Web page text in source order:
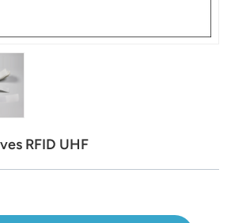
Melayu
RFID UHF